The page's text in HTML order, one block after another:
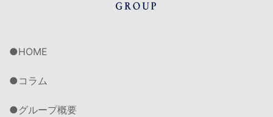
HOME
コラム
グループ概要